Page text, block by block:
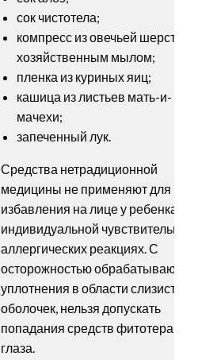
сок чистотела;
компресс из овечьей шерсти с
хозяйственным мылом;
пленка из куриных яиц;
кашица из листьев мать-и-
мачехи;
запеченный лук.
Средства нетрадиционной
медицины не применяют для
избавления на лице у ребенка
индивидуальной
аллергических реакциях. С
осторожностью обрабатывают
уплотнения в области слизистых
оболочек, нельзя допускать
попадания средств фитотерапии
глаза.